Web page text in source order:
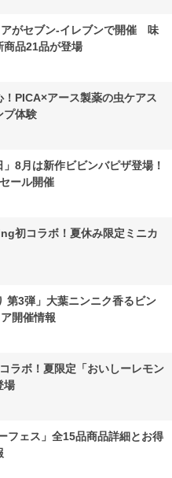
がセブン-イレブンで開催 味
商品21品が登場
PICA×アース製薬の虫ケアス
プ体験
8月は新作ビビンバピザ登場！
ール開催
初コラボ！夏休み限定ミニカ
第3弾」大葉ニンニク香るビン
開催情報
ラボ！夏限定「おいしーレモン
場
フェス」全15品商品詳細とお得